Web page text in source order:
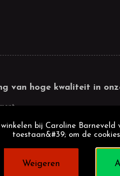
van hoge kwaliteit in
bij Caroline
toestaan&#39; om de
Weigeren